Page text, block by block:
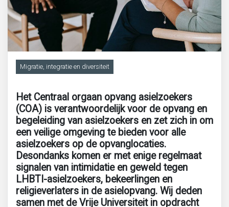
Migratie, integratie en diversiteit
Onderwijs
Sociaal domein
Veiligheid en recht
Migratie, integratie en diversiteit
Het Centraal orgaan opvang asielzoekers
(COA) is verantwoordelijk voor de opvang en
begeleiding van asielzoekers en zet zich in om
een veilige omgeving te bieden voor alle
asielzoekers op de opvanglocaties.
Desondanks komen er met enige regelmaat
signalen van intimidatie en geweld tegen
LHBTI-asielzoekers, bekeerlingen en
religieverlaters in de asielopvang. Wij deden
samen met de Vrije Universiteit in opdracht